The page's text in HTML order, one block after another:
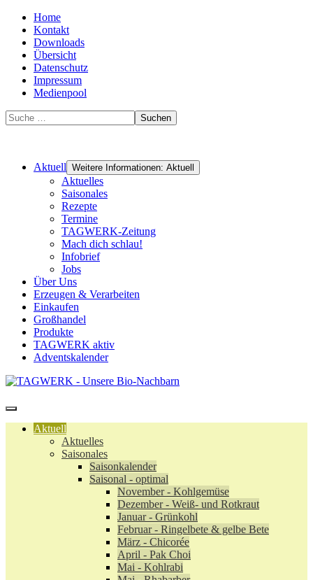
Home
Kontakt
Downloads
Übersicht
Datenschutz
Impressum
Medienpool
Suchen
Aktuell Weitere Informationen: Aktuell
Aktuelles
Saisonales
Rezepte
Termine
TAGWERK-Zeitung
Mach dich schlau!
Infobrief
Jobs
Über Uns
Erzeugen & Verarbeiten
Einkaufen
Großhandel
Produkte
TAGWERK aktiv
Adventskalender
Aktuell
Aktuelles
Saisonales
Saisonkalender
Saisonal - optimal
November - Kohlgemüse
Dezember - Weiß- und Rotkraut
Januar - Grünkohl
Februar - Ringelbete & gelbe Bete
März - Chicorée
April - Pak Choi
Mai - Kohlrabi